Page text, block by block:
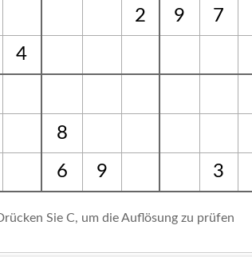
2 9 7
4
8
6 9 3
Sie C, um die Auflösung zu prüfen